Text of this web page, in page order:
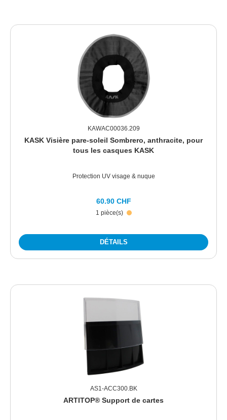
KAWAC00036.209
KASK Visière pare-soleil Sombrero, anthracite, pour
tous les casques KASK
Protection UV visage & nuque
1 pièce(s)
60.90 CHF
DÉTAILS
AS1-ACC300.BK
ARTITOP® Support de cartes